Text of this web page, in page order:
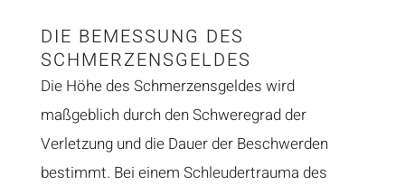
DIE BEMESSUNG DES
SCHMERZENSGELDES
Die Höhe des Schmerzensgeldes wird
maßgeblich durch den Schweregrad der
Verletzung und die Dauer der Beschwerden
bestimmt. Bei einem Schleudertrauma des